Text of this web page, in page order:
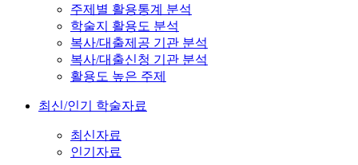
주제별 활용통계 분석
학술지 활용도 분석
복사/대출제공 기관 분석
복사/대출신청 기관 분석
활용도 높은 주제
최신/인기 학술자료
최신자료
인기자료